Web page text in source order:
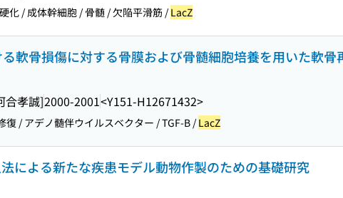
化 / 成体幹細胞 / 骨髄 / 欠陥平滑筋 /LacZ
軟骨損傷に対する骨膜および骨髄細胞培養を用いた軟骨
合孝誠]2000-2001<Y151-H12671432>
復 / アデノ髄伴ウイルスベクター / TGF-B /LacZ
による新たな疾患モデル動物作製のための基礎研究